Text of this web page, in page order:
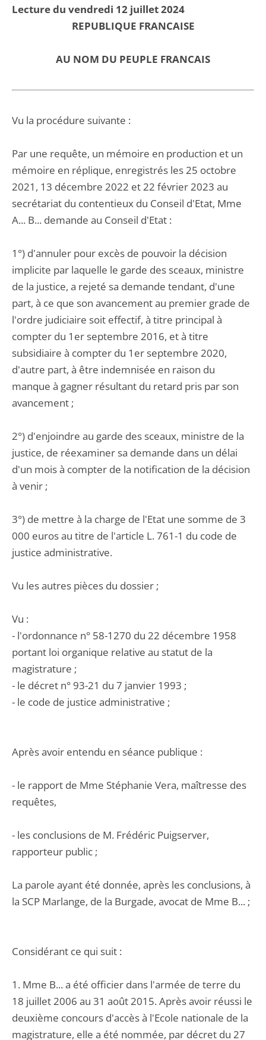
Lecture du vendredi 12 juillet 2024
REPUBLIQUE FRANCAISE
AU NOM DU PEUPLE FRANCAIS
Vu la procédure suivante :
Par une requête, un mémoire en production et un
mémoire en réplique, enregistrés les 25 octobre
2021, 13 décembre 2022 et 22 février 2023 au
secrétariat du contentieux du Conseil d'Etat, Mme
A... B... demande au Conseil d'Etat :
1°) d'annuler pour excès de pouvoir la décision
implicite par laquelle le garde des sceaux, ministre
de la justice, a rejeté sa demande tendant, d'une
part, à ce que son avancement au premier grade de
l'ordre judiciaire soit effectif, à titre principal à
compter du 1er septembre 2016, et à titre
subsidiaire à compter du 1er septembre 2020,
d'autre part, à être indemnisée en raison du
manque à gagner résultant du retard pris par son
avancement ;
2°) d'enjoindre au garde des sceaux, ministre de la
justice, de réexaminer sa demande dans un délai
d'un mois à compter de la notification de la décision
à venir ;
3°) de mettre à la charge de l'Etat une somme de 3
000 euros au titre de l'article L. 761-1 du code de
justice administrative.
Vu les autres pièces du dossier ;
Vu :
- l'ordonnance n° 58-1270 du 22 décembre 1958
portant loi organique relative au statut de la
magistrature ;
- le décret n° 93-21 du 7 janvier 1993 ;
- le code de justice administrative ;
Après avoir entendu en séance publique :
- le rapport de Mme Stéphanie Vera, maîtresse des
requêtes,
- les conclusions de M. Frédéric Puigserver,
rapporteur public ;
La parole ayant été donnée, après les conclusions, à
la SCP Marlange, de la Burgade, avocat de Mme B... ;
Considérant ce qui suit :
1. Mme B... a été officier dans l'armée de terre du
18 juillet 2006 au 31 août 2015. Après avoir réussi le
deuxième concours d'accès à l'Ecole nationale de la
magistrature, elle a été nommée, par décret du 27